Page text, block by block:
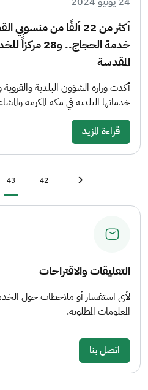
أكثر من 22 ألفًا من
خدمة الحجاج..
المقدسة
أكدت وزارة الشؤون البلدية
خدماتها البلدية في مكة المكرمة
قراءة المزيد
First page
Page
42
43
التعليقات والاقتراحات
لأي استفسار أو ملاحظات حول
المعلومات المطلوبة.
اتصل بنا